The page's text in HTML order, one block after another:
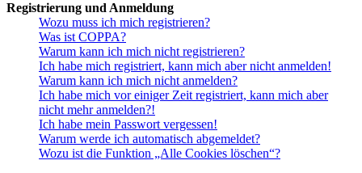
Registrierung und Anmeldung
Wozu muss ich mich registrieren?
Was ist COPPA?
Warum kann ich mich nicht registrieren?
Ich habe mich registriert, kann mich aber nicht anmelden!
Warum kann ich mich nicht anmelden?
Ich habe mich vor einiger Zeit registriert, kann mich aber
nicht mehr anmelden?!
Ich habe mein Passwort vergessen!
Warum werde ich automatisch abgemeldet?
Wozu ist die Funktion „Alle Cookies löschen“?